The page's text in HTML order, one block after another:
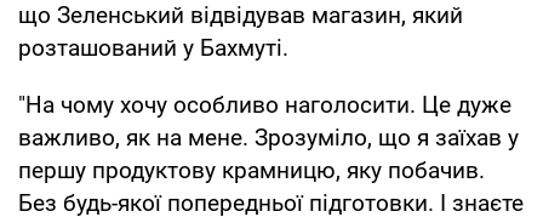
що Зеленський відвідував магазин, який
розташований у Бахмуті.
"На чому хочу особливо наголосити. Це дуже
важливо, як на мене. Зрозуміло, що я заїхав у
першу продуктову крамницю, яку побачив.
Без будь-якої попередньої підготовки. І знаєте